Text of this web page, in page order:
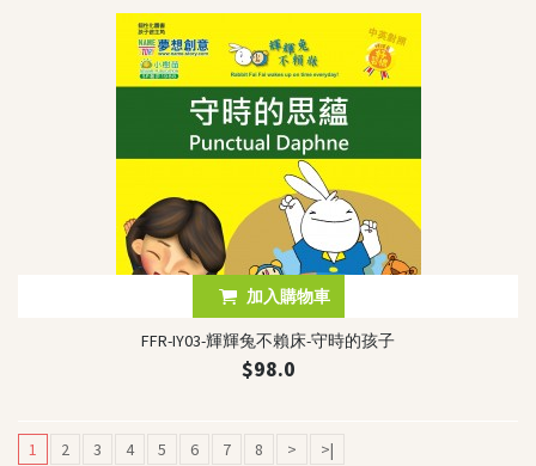
加入購物車
FFR-IY03-輝輝兔不賴床-守時的孩子
$98.0
1 2 3 4 5 6 7 8 >
>|